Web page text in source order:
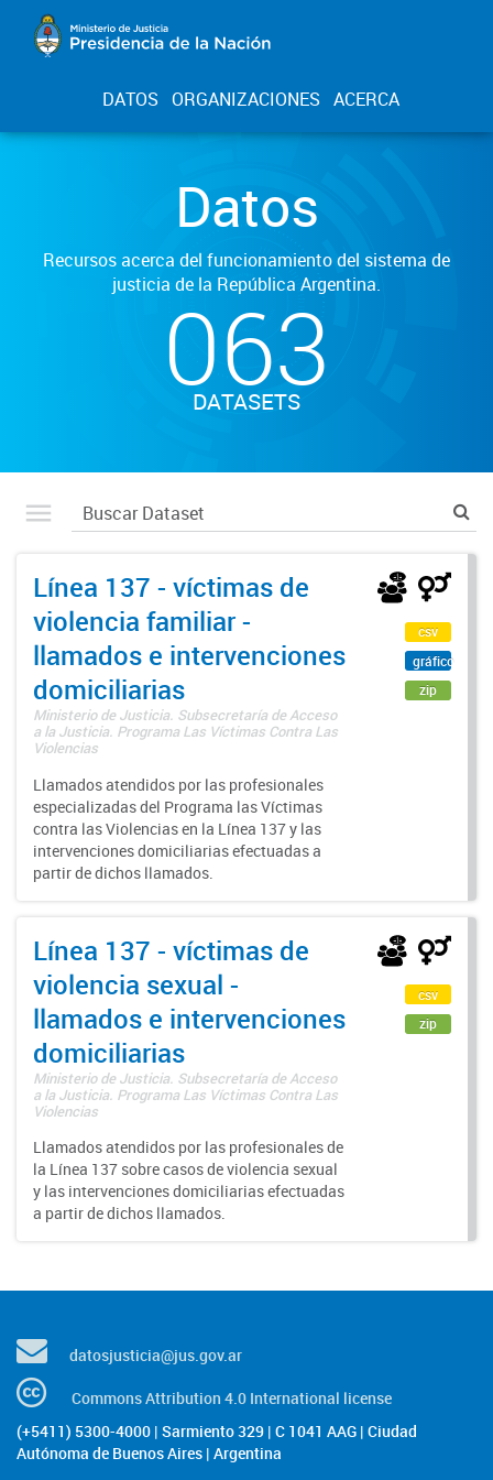
DATOS ORGANIZACIONES ACERCA
Datos
Recursos acerca del funcionamiento del sistema de
justicia de la República Argentina.
063
DATASETS
Línea 137 - víctimas de
violencia familiar -
llamados e intervenciones
domiciliarias
Ministerio de Justicia. Subsecretaría de Acceso
a la Justicia. Programa Las Víctimas Contra Las
Violencias
Llamados atendidos por las profesionales
especializadas del Programa las Víctimas
contra las Violencias en la Línea 137 y las
intervenciones domiciliarias efectuadas a
partir de dichos llamados.
csv
gráfico
zip
Línea 137 - víctimas de
violencia sexual -
llamados e intervenciones
domiciliarias
Ministerio de Justicia. Subsecretaría de Acceso
a la Justicia. Programa Las Víctimas Contra Las
Violencias
Llamados atendidos por las profesionales de
la Línea 137 sobre casos de violencia sexual
y las intervenciones domiciliarias efectuadas
a partir de dichos llamados.
csv
zip
datosjusticia@jus.gov.ar
Commons Attribution 4.0 International license
(+5411) 5300-4000 | Sarmiento 329 | C 1041 AAG | Ciudad
Autónoma de Buenos Aires | Argentina